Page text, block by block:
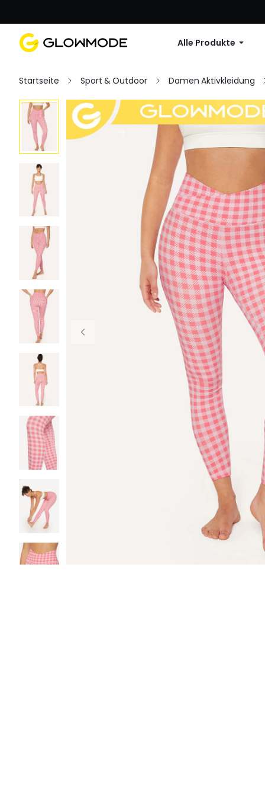
Alle Produkte
Startseite Sport & Outdoor Damen Aktivkleidung